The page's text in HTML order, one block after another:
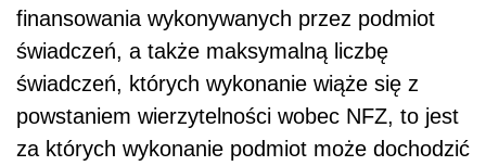
finansowania wykonywanych przez podmiot
świadczeń, a także maksymalną liczbę
świadczeń, których wykonanie wiąże się z
powstaniem wierzytelności wobec NFZ, to jest
za których wykonanie podmiot może dochodzić